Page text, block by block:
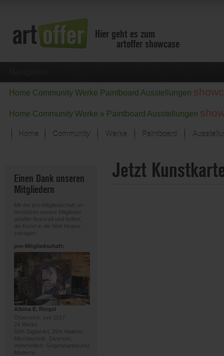
Hier geht es zum
artoffer showcase
Home Community Werke Paintboard Ausstellungen
Home Community Werke » Paintboard Ausstellungen
Home Community Werke
Der letzte Monat im Fokus
Alle Fokus-Werke
Paintboard
Einen Dank unseren
Mitgliedern
Mit der pro
-Mitgliedschaft un-
terstützen unsere Mitglieder
artoffer finanziell und helfen,
die Kunst in die Welt hinaus-
zutragen.
pro-Mitgliedschaft:
Albina E. Ringel
Österreich, seit 2017
24 Werke
50% Digital Art, 25% Malerei;
Mischtechnik, Diverses;
mehrheitlich: Gegenwartskunst,
Moderne
Jetzt